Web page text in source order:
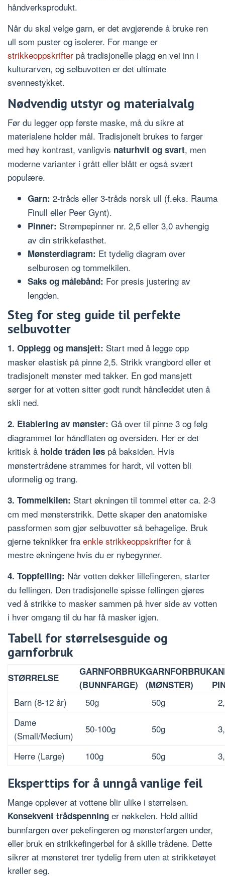
håndverksprodukt.
Når du skal velge garn, er det avgjørende å bruke ren
ull som puster og isolerer. For mange er
strikkeoppskrifter på tradisjonelle plagg en vei inn i
kulturarven, og selbuvotten er det ultimate
svennestykket.
Nødvendig utstyr og materialvalg
Før du legger opp første maske, må du sikre at
materialene holder mål. Tradisjonelt brukes to farger
med høy kontrast, vanligvis naturhvit og svart, men
moderne varianter i grått eller blått er også svært
populære.
Garn: 2-tråds eller 3-tråds norsk ull (f.eks. Rauma
Finull eller Peer Gynt).
Pinner: Strømpepinner nr. 2,5 eller 3,0 avhengig
av din strikkefasthet.
Mønsterdiagram: Et tydelig diagram over
selburosen og tommelkilen.
Saks og målebånd: For presis justering av
lengden.
Steg for steg guide til perfekte
selbuvotter
1. Opplegg og mansjett: Start med å legge opp
masker elastisk på pinne 2,5. Strikk vrangbord eller et
tradisjonelt mønster med takker. En god mansjett
sørger for at votten sitter godt rundt håndleddet uten å
skli ned.
2. Etablering av mønster: Gå over til pinne 3 og følg
diagrammet for håndflaten og oversiden. Her er det
kritisk å holde tråden løs på baksiden. Hvis
mønstertrådene strammes for hardt, vil votten bli
uformelig og trang.
3. Tommelkilen: Start økningen til tommel etter ca. 2-3
cm med mønsterstrikk. Dette skaper den anatomiske
passformen som gjør selbuvotter så behagelige. Bruk
gjerne teknikker fra enkle strikkeoppskrifter for å
mestre økningene hvis du er nybegynner.
4. Toppfelling: Når votten dekker lillefingeren, starter
du fellingen. Den tradisjonelle spisse fellingen gjøres
ved å strikke to masker sammen på hver side av votten
i hver omgang til du har få masker igjen.
Tabell for størrelsesguide og
garnforbruk
STØRRELSE
GARNFORBRUK
(BUNNFARGE)
GARNFORBRUK
(MØNSTER)
Barn (8-12 år) 50g 50g
Dame
(Small/Medium)
50-100g 50g
Herre (Large) 100g 50g
Eksperttips for å unngå vanlige feil
Mange opplever at vottene blir ulike i størrelsen.
Konsekvent trådspenning er nøkkelen. Hold alltid
bunnfargen over pekefingeren og mønsterfargen under,
eller bruk en strikkefingerbøl for å skille trådene. Dette
sikrer at mønsteret trer tydelig frem uten at strikketøyet
krøller seg.